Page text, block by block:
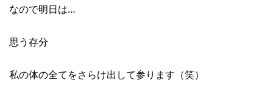
なので明日は…
思う存分
私の体の全てをさらけ出して参ります（笑）